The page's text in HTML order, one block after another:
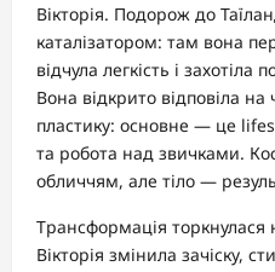
Вікторія. Подорож до
каталізатором: там вона
відчула легкість і
Вона відкрито відповіла на
пластику: основне — це
та робота над звичками.
обличчям, але тіло —
Трансформація
Вікторія змінила зачіску,